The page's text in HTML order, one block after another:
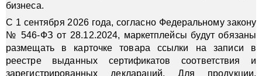
бизнеса.
С 1 сентября 2026 года, согласно Федеральному закону
№ 546-ФЗ от 28.12.2024, маркетплейсы будут обязаны
размещать в карточке товара ссылки на записи в
реестре выданных сертификатов соответствия и
зарегистрированных деклараций. Для продукции,